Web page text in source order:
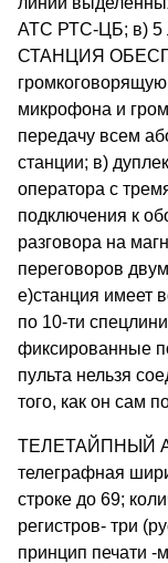
АТС РТС-ЦБ; в) 5
СТАНЦИЯ
микрофона и
передачу всем
станции; в)
оператора с
подключения к
разговора на
переговоров
е)станция имеет
по 10-ти
фиксированные
пульта нельзя
того, как он сам
ТЕЛЕТАЙПНЫЙ
телеграфная
строке до 69;
регистров- три
принцип печати -